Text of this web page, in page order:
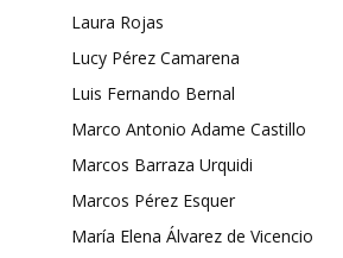
Laura Rojas
Lucy Pérez Camarena
Luis Fernando Bernal
Marco Antonio Adame Castillo
Marcos Barraza Urquidi
Marcos Pérez Esquer
María Elena Álvarez de Vicencio